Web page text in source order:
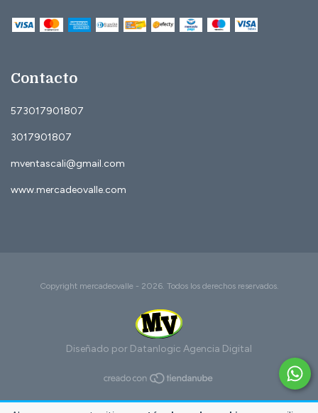
Contacto
573017901807
3017901807
mventascali@gmail.com
www.mercadeovalle.com
Copyright mercadeovalle - 2026. Todos los derechos reservados.
Diseñado por Datanlogic Agencia Digital